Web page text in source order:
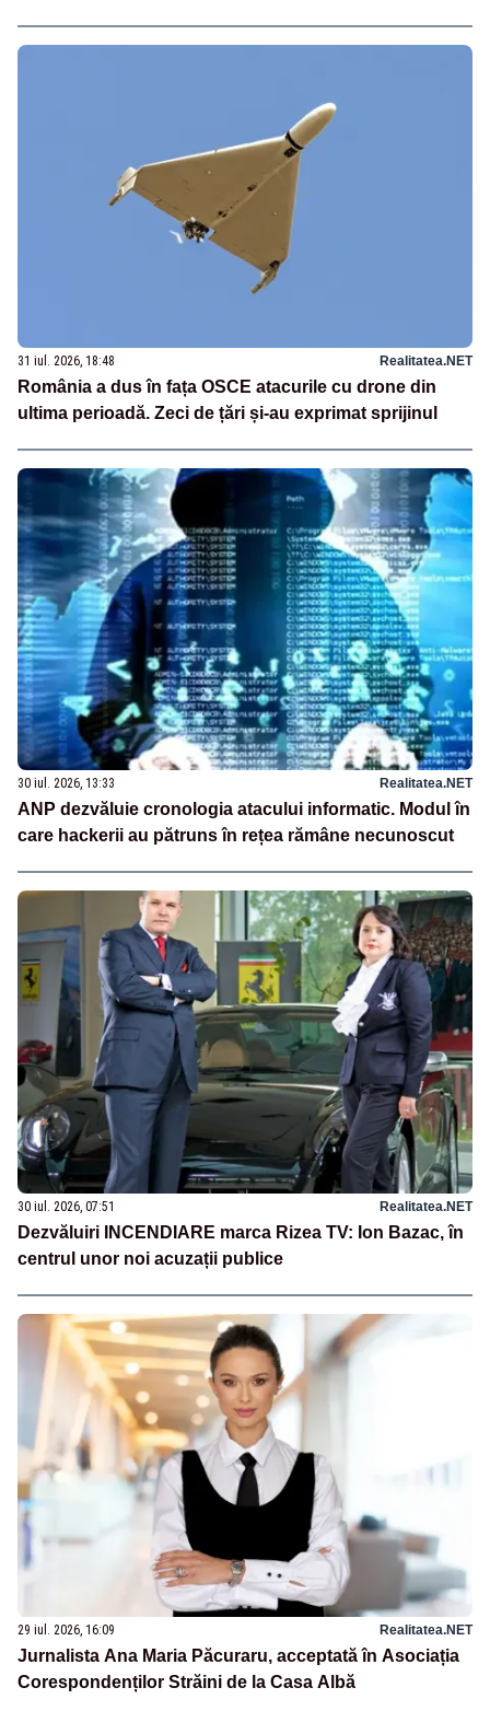
31 iul. 2026, 18:48 Realitatea.NET
România a dus în fața OSCE atacurile cu drone din
ultima perioadă. Zeci de țări și-au exprimat sprijinul
30 iul. 2026, 13:33 Realitatea.NET
ANP dezvăluie cronologia atacului informatic. Modul în
care hackerii au pătruns în rețea rămâne necunoscut
30 iul. 2026, 07:51 Realitatea.NET
Dezvăluiri INCENDIARE marca Rizea TV: Ion Bazac, în
centrul unor noi acuzații publice
29 iul. 2026, 16:09 Realitatea.NET
Jurnalista Ana Maria Păcuraru, acceptată în Asociația
Corespondenților Străini de la Casa Albă